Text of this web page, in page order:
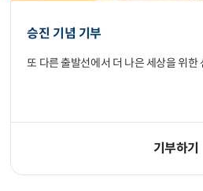
승진 기념 기부
또 다른 출발선에서 더 나은 세상을 위한
기부하기